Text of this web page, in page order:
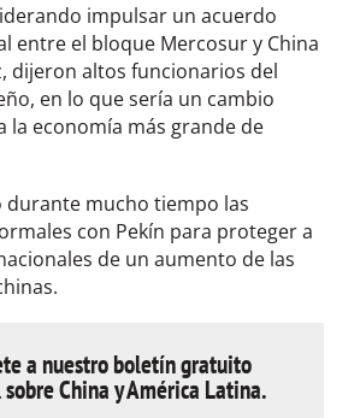
impulsar un acuerdo
entre el bloque Mercosur y China
dijeron altos funcionarios del
en lo que sería un cambio
la economía más grande de
durante mucho tiempo las
con Pekín para proteger a
de un aumento de las
a nuestro boletín gratuito
China y América Latina.